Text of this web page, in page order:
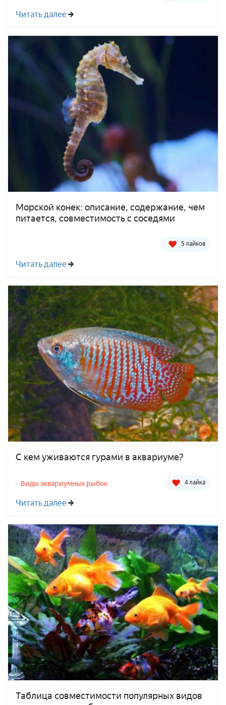
Читать далее
Морской конек: описание, содержание, чем
питается, совместимость с соседями
5 лайков
Читать далее
С кем уживаются гурами в аквариуме?
Виды аквариумных рыбок 4 лайка
Читать далее
Таблица совместимости популярных видов